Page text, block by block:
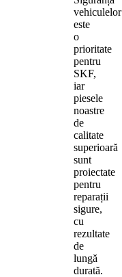
vehiculelor
este
o
prioritate
pentru
SKF,
iar
piesele
noastre
de
calitate
superioară
sunt
proiectate
pentru
reparații
sigure,
cu
rezultate
de
lungă
durată.